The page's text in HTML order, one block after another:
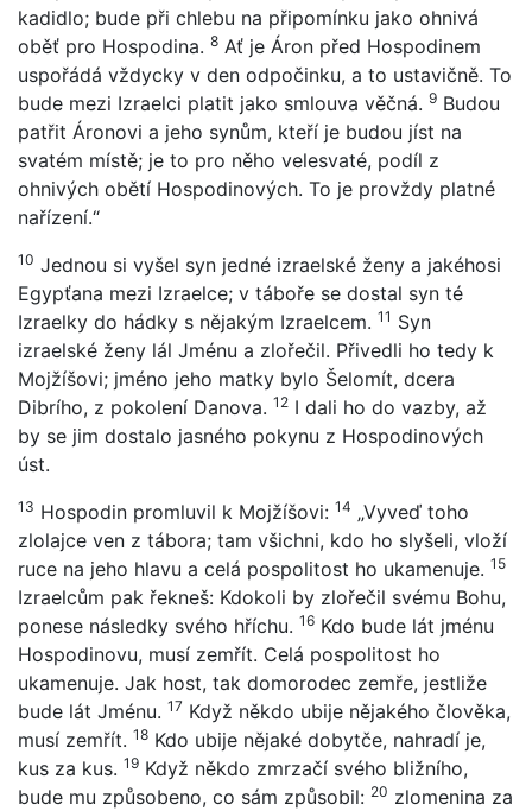
kadidlo; bude při chlebu na připomínku jako ohnivá
oběť pro Hospodina. 8 Ať je Áron před Hospodinem
uspořádá vždycky v den odpočinku, a to ustavičně. To
bude mezi Izraelci platit jako smlouva věčná. 9 Budou
patřit Áronovi a jeho synům, kteří je budou jíst na
svatém místě; je to pro něho velesvaté, podíl z
ohnivých obětí Hospodinových. To je provždy platné
nařízení.“
10 Jednou si vyšel syn jedné izraelské ženy a jakéhosi
Egypťana mezi Izraelce; v táboře se dostal syn té
Izraelky do hádky s nějakým Izraelcem. 11 Syn
izraelské ženy lál Jménu a zlořečil. Přivedli ho tedy k
Mojžíšovi; jméno jeho matky bylo Šelomít, dcera
Dibrího, z pokolení Danova. 12 I dali ho do vazby, až
by se jim dostalo jasného pokynu z Hospodinových
úst.
13 Hospodin promluvil k Mojžíšovi: 14 „Vyveď toho
zlolajce ven z tábora; tam všichni, kdo ho slyšeli, vloží
ruce na jeho hlavu a celá pospolitost ho ukamenuje. 15
Izraelcům pak řekneš: Kdokoli by zlořečil svému Bohu,
ponese následky svého hříchu. 16 Kdo bude lát jménu
Hospodinovu, musí zemřít. Celá pospolitost ho
ukamenuje. Jak host, tak domorodec zemře, jestliže
bude lát Jménu. 17 Když někdo ubije nějakého člověka,
musí zemřít. 18 Kdo ubije nějaké dobytče, nahradí je,
kus za kus. 19 Když někdo zmrzačí svého bližního,
bude mu způsobeno, co sám způsobil: 20 zlomenina za